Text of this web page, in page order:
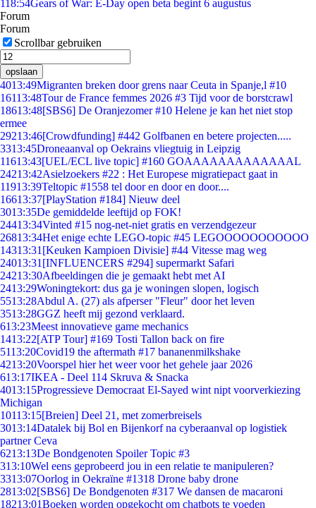
118:54Gears of War: E-Day open beta begint 6 augustus
Forum
Forum
Scrollbar gebruiken
opslaan
4013:49Migranten breken door grens naar Ceuta in Spanje,l #10
16113:48Tour de France femmes 2026 #3 Tijd voor de borstcrawl
18613:48[SBS6] De Oranjezomer #10 Helene je kan het niet stop
ermee
29213:46[Crowdfunding] #442 Golfbanen en betere projecten.....
3313:45Droneaanval op Oekrains vliegtuig in Leipzig
11613:43[UEL/ECL live topic] #160 GOAAAAAAAAAAAAAL
24213:42Asielzoekers #22 : Het Europese migratiepact gaat in
11913:39Teltopic #1558 tel door en door en door....
16613:37[PlayStation #184] Nieuw deel
3013:35De gemiddelde leeftijd op FOK!
24413:34Vinted #15 nog-net-niet gratis en verzendgezeur
26813:34Het enige echte LEGO-topic #45 LEGOOOOOOOOOOO
14313:31 [Keuken Kampioen Divisie] #44 Vitesse mag weg
24013:31 [INFLUENCERS #294] supermarkt Safari
24213:30Afbeeldingen die je gemaakt hebt met AI
2413:29Woningtekort: dus ga je woningen slopen, logisch
5513:28Abdul A. (27) als afperser "Fleur" door het leven
3513:28GGZ heeft mij gezond verklaard.
613:23Meest innovatieve game mechanics
1413:22[ATP Tour] #169 Tosti Tallon back on fire
5113:20Covid19 the aftermath #17 bananenmilkshake
4213:20Voorspel hier het weer voor het gehele jaar 2026
613:17IKEA - Deel 114 Skruva & Snacka
4013:15Progressieve Democraat El-Sayed wint nipt voorverkiezing
Michigan
10113:15[Breien] Deel 21, met zomerbreisels
3013:14Datalek bij Bol en Bijenkorf na cyberaanval op logistiek
partner Ceva
6213:13De Bondgenoten Spoiler Topic #3
313:10Wel eens geprobeerd jou in een relatie te manipuleren?
3313:07Oorlog in Oekraïne #1318 Drone baby drone
2813:02[SBS6] De Bondgenoten #317 We dansen de macaroni
18213:01Boeken worden opgekocht om chatbots te voeden